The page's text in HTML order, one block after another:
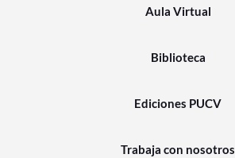
Aula Virtual
Biblioteca
Ediciones PUCV
Trabaja con nosotros